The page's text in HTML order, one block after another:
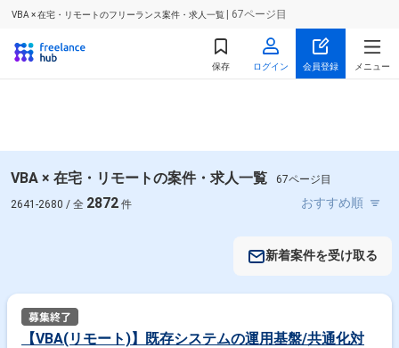
VBA × 在宅・リモートのフリーランス案件・求人一覧 | 67ページ目
保存 ログイン 会員登録 メニュー
VBA × 在宅・リモートの案件・求人一覧
67ページ目
2641-2680 / 全 2872 件
新着案件を受け取る
【VBA(リモート)】既存システムの運用基盤/共通化対